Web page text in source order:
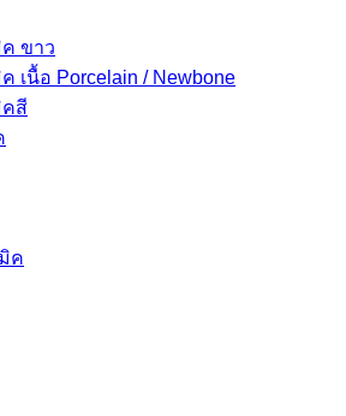
ขาว
เนื้อ Porcelain / Newbone
คสี
ค